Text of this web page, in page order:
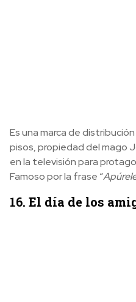
Es una marca de
pisos, propiedad del mago
en la televisión para
Famoso por la frase “
16. El día de los